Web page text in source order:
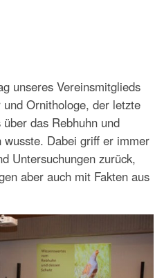
unseres Vereinsmitglieds
Ornithologe, der letzte
das Rebhuhn und
Dabei griff er immer
Untersuchungen zurück,
aber auch mit Fakten aus